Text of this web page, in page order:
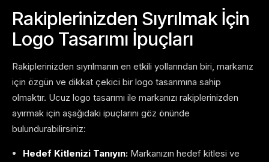
Rakiplerinizden Sıyrılmak İçin
Logo Tasarımı İpuçları
Rakiplerinizden sıyrılmanın en etkili yollarından biri, markanız
için özgün ve dikkat çekici bir logo tasarımına sahip
olmaktır. Ucuz logo tasarımı ile markanızı rakiplerinizden
ayırmak için aşağıdaki ipuçlarını göz önünde
bulundurabilirsiniz:
Hedef Kitlenizi Tanıyın: Markanızın hedef kitlesi ve